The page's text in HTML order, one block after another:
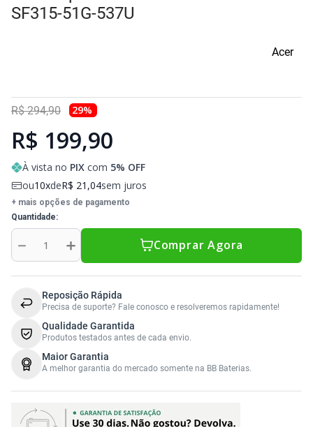
Sony Vaio
Sony Vaio
Caddy para SSD
SF315-51G-537U
Acer
R$ 294,90 29%
R$ 199,90
À vista no PIX com 5% OFF
ou10 deR$ 21 ,04sem juros
+ mais opções de pagamento
Quantidade
＋
－ Comprar Agora
Reposição Rápida
Precisa de suporte? Fale conosco e resolveremos rapidamente!
Qualidade Garantida
Produtos testados antes de cada envio.
Maior Garantia
A melhor garantia do mercado somente na BB Baterias.